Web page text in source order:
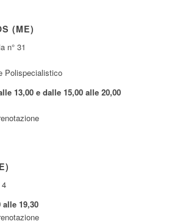
(ME)
n° 31
Polispecialistico
13,00 e dalle 15,00 alle 20,00
19,30